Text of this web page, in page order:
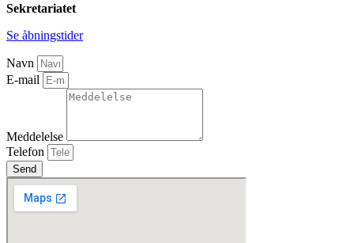
Sekretariatet
Se åbningstider
Navn
E-mail
Meddelelse
Telefon
Send